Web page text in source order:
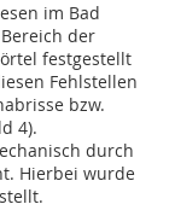
im Bad
der
festgestellt
Fehlstellen
bzw.
4).
durch
Hierbei wurde